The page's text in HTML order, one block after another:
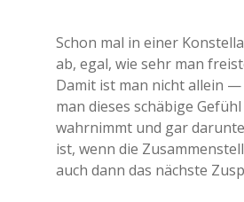
Schon mal in einer
ab, egal, wie sehr man
Damit ist man nicht allein —
man dieses schäbige
wahrnimmt und gar
ist, wenn die
auch dann das nächste